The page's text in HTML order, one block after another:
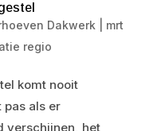
Dakwerk
mrt
regio
komt nooit
pas als er
verschijnen, het